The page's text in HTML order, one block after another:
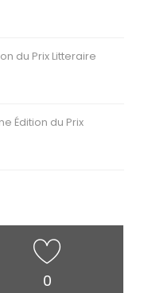
du Prix Litteraire
Édition du Prix
0